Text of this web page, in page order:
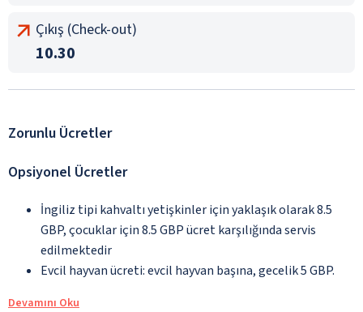
Çıkış (Check-out)
10.30
Zorunlu Ücretler
Opsiyonel Ücretler
İngiliz tipi kahvaltı yetişkinler için yaklaşık olarak 8.5
GBP, çocuklar için 8.5 GBP ücret karşılığında servis
edilmektedir
Evcil hayvan ücreti: evcil hayvan başına, gecelik 5 GBP.
Devamını Oku